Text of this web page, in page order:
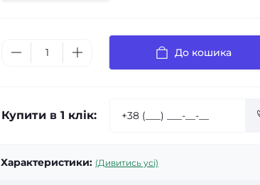
До кошика
Купити в 1 клік:
Характеристики: (Дивитись усі)